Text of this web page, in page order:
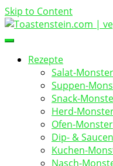
Skip to Content
vegan food blog
Rezepte
Salat-Monster
Suppen-
Snack-
Herd-
Ofen-Monster
Dip- &
Kuchen-
Nasch-